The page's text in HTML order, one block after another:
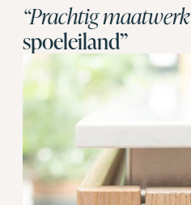
“Prachtig maatwerk
spoeleiland”